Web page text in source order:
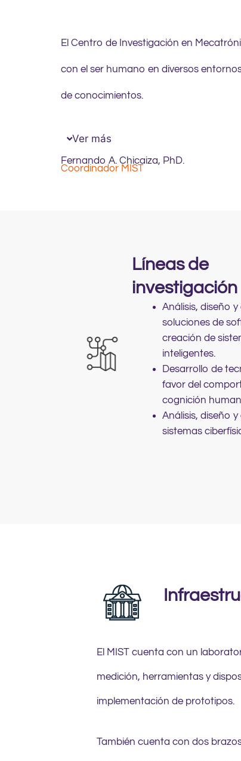
El Centro de Investigación en
con el ser humano en diversos
de conocimientos.
Ver más
Fernando A. Chicaiza, PhD.
Coordinador MIST
Líneas de
investigación
Análisis, diseño
soluciones de
creación de
inteligentes.
Desarrollo de
favor del
cognición
Análisis, diseño
sistemas
El MIST cuenta con un
medición, herramientas y
implementación de prototipos.
También cuenta con dos